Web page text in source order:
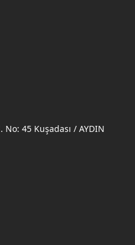
No: 45 Kuşadası / AYDIN